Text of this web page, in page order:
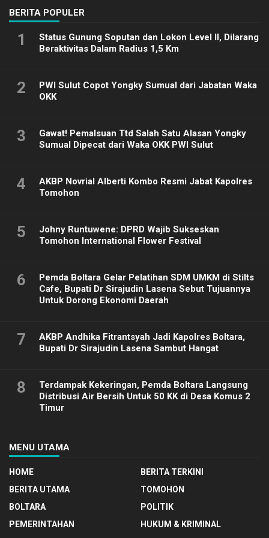
BERITA POPULER
1
Status Gunung Soputan dan Lokon Level II, Dilarang
Beraktivitas Dalam Radius 1,5 Km
2
PWI Sulut Copot Yongky Sumual dari Jabatan Waka
OKK
3
Gawat! Pemalsuan Ttd Salah Satu Alasan Yongky
Sumual Dipecat dari Waka OKK PWI Sulut
4
AKBP Novrial Alberti Kombo Resmi Jabat Kapolres
Tomohon
5
Johny Runtuwene: DPRD Wajib Sukseskan
Tomohon International Flower Festival
6
Pemda Boltara Gelar Pelatihan SDM UMKM di Stilts
Cafe, Bupati Dr Sirajudin Lasena Sebut Tujuannya
Untuk Dorong Ekonomi Daerah
7
AKBP Andhika Fitrantsyah Jadi Kapolres Boltara,
Bupati Dr Sirajudin Lasena Sambut Hangat
8
Terdampak Kekeringan, Pemda Boltara Langsung
Distribusi Air Bersih Untuk 50 KK di Desa Komus 2
Timur
MENU UTAMA
HOME
BERITA TERKINI
BERITA UTAMA
TOMOHON
BOLTARA
POLITIK
PEMERINTAHAN
HUKUM & KRIMINAL